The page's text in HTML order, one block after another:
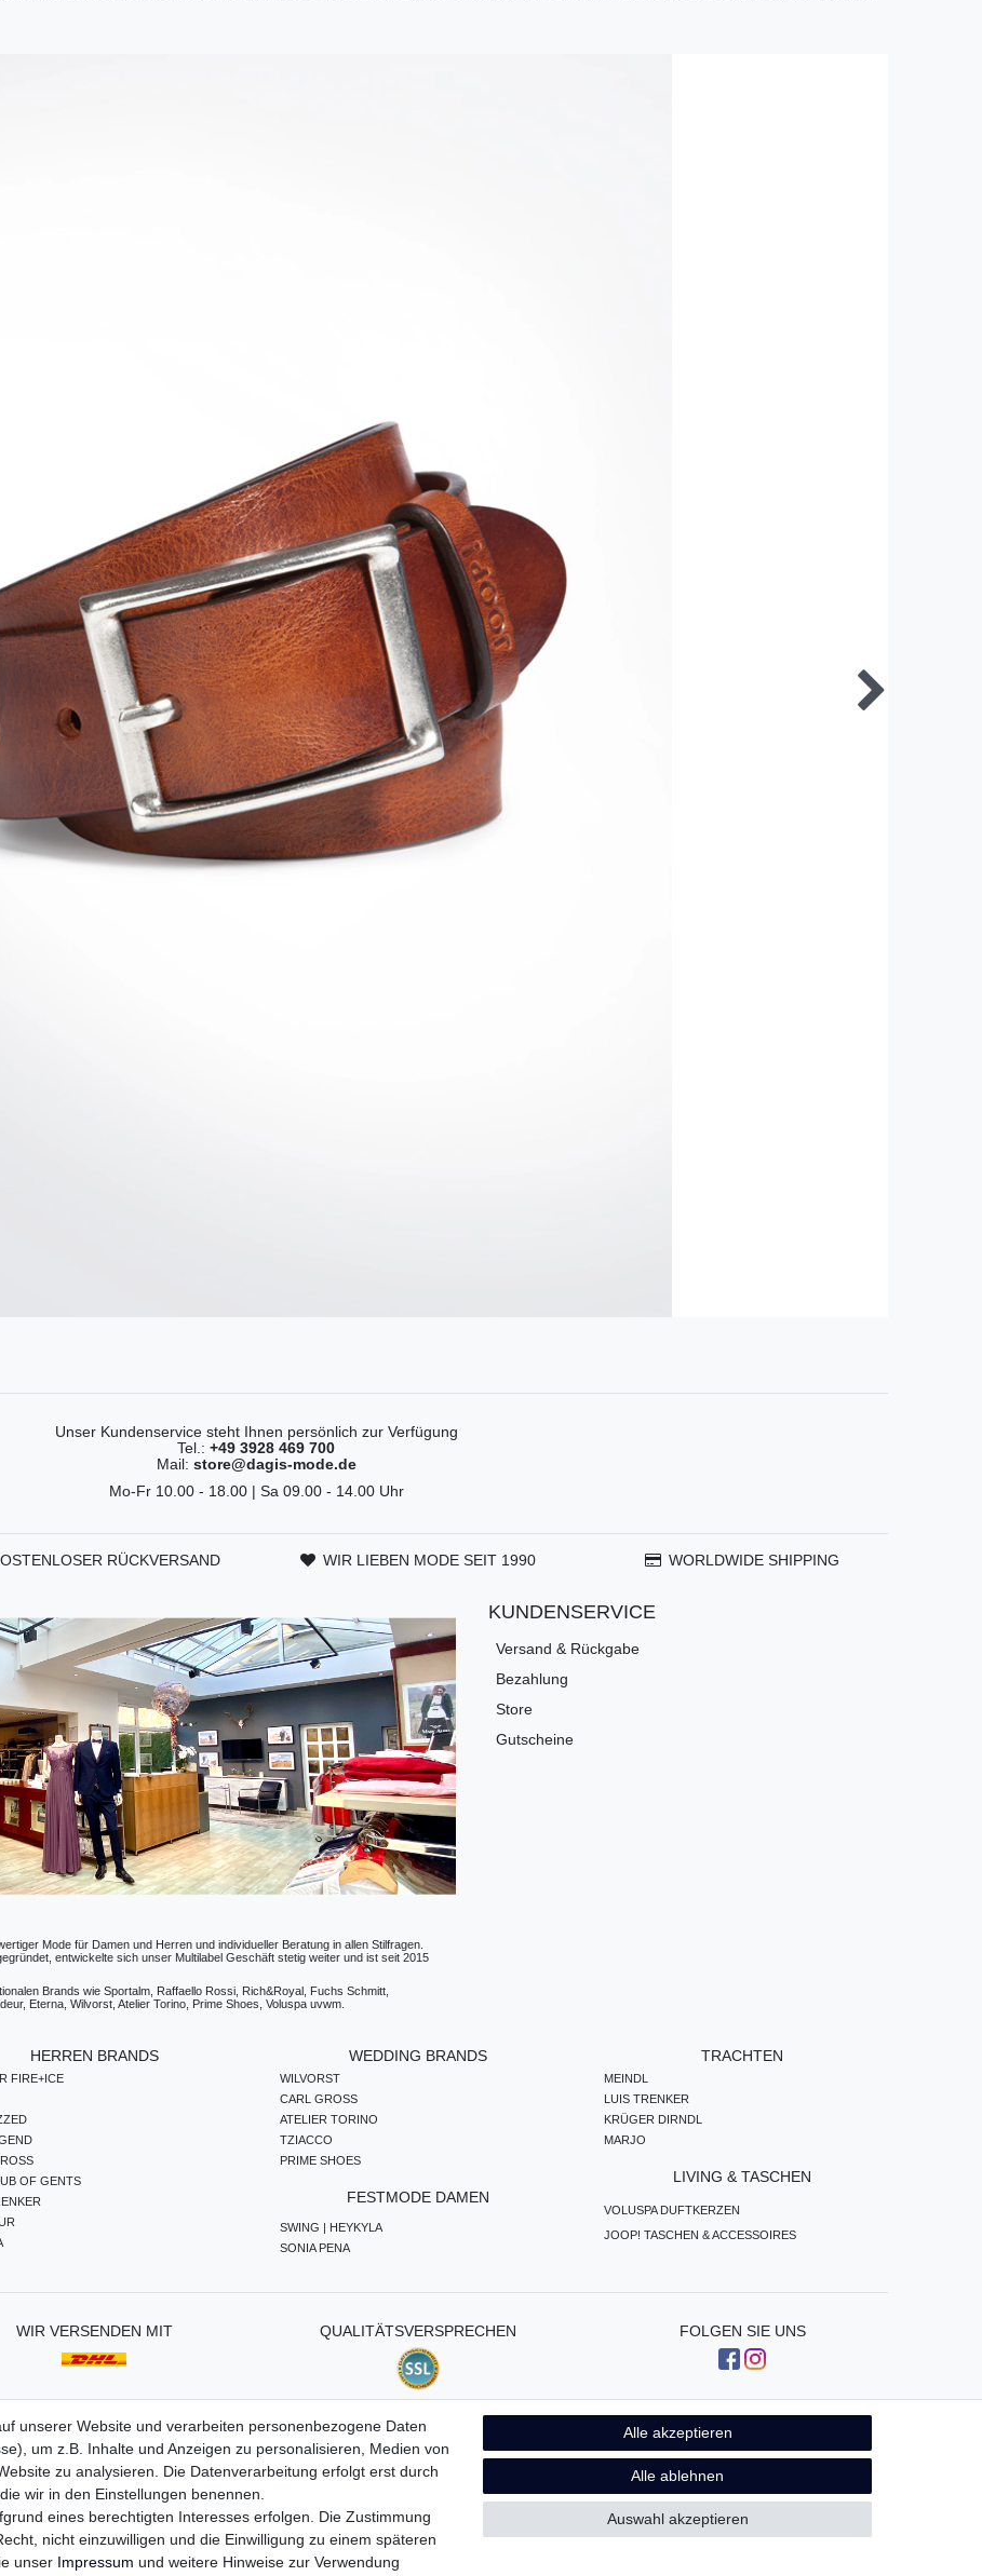
Unser Kundenservice steht Ihnen persönlich zur Verfügung
Tel.: +49 3928 469 700
Mail: store@dagis-mode.de
Mo-Fr 10.00 - 18.00 | Sa 09.00 - 14.00 Uhr
RÜCKVERSAND WIR LIEBEN MODE SEIT 1990 WORLDWIDE SHIPPING
Mode für Damen und Herren und individueller Beratung in allen Stilfragen.
entwickelte sich unser Multilabel Geschäft stetig weiter und ist seit 2015
Brands wie Sportalm, Raffaello Rossi, Rich&Royal, Fuchs Schmitt,
Eterna, Wilvorst, Atelier Torino, Prime Shoes, Voluspa uvwm.
KUNDENSERVICE
Versand & Rückgabe
Bezahlung
Store
Gutscheine
HERREN BRANDS
FIRE+ICE
OF GENTS
WEDDING BRANDS
WILVORST
CARL GROSS
ATELIER TORINO
TZIACCO
PRIME SHOES
FESTMODE DAMEN
SWING | HEYKYLA
SONIA PENA
TRACHTEN
MEINDL
LUIS TRENKER
KRÜGER DIRNDL
MARJO
LIVING & TASCHEN
VOLUSPA DUFTKERZEN
JOOP! TASCHEN & ACCESSOIRES
WIR VERSENDEN MIT QUALITÄTSVERSPRECHEN FOLGEN SIE UNS
AGB Widerrufs­recht Vertrag widerrufen
unserer Website und verarbeiten personenbezogene Daten
um z.B. Inhalte und Anzeigen zu personalisieren, Medien von
zu analysieren. Die Datenverarbeitung erfolgt erst durch
wir in den Einstellungen benennen.
eines berechtigten Interesses erfolgen. Die Zustimmung
nicht einzuwilligen und die Einwilligung zu einem späteren
unser Impressum und weitere Hinweise zur Verwendung
Alle akzeptieren
Alle ablehnen
Auswahl akzeptieren